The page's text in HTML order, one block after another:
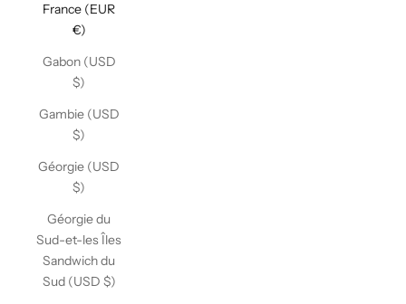
France (EUR
€)
Gabon (USD
$)
Gambie (USD
$)
Géorgie (USD
$)
Géorgie du
Sud-et-les Îles
Sandwich du
Sud (USD $)